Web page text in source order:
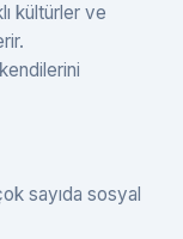
kültürler ve
sayıda sosyal